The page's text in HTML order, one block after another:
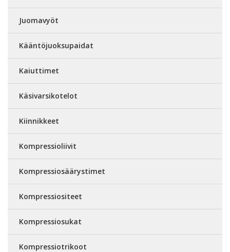
Juomavyöt
Kääntöjuoksupaidat
Kaiuttimet
Käsivarsikotelot
Kiinnikkeet
Kompressioliivit
Kompressiosäärystimet
Kompressiositeet
Kompressiosukat
Kompressiotrikoot